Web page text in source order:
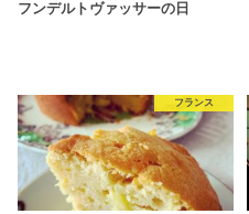
フンデルトヴァッサーの日
フランス